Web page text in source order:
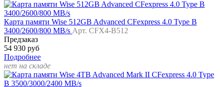
Карта памяти Wise 512GB Advanced CFexpress 4.0 Type B
3400/2600/800 MB/s Арт. CFX4-B512
Предзаказ
54 930 руб
Подробнее
нет на складе